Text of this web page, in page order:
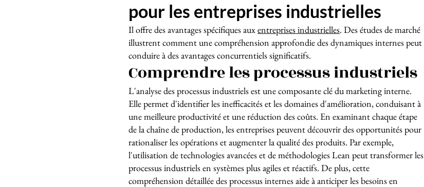
pour les entreprises industrielles
Il offre des avantages spécifiques auxentreprises industrielles. Des études de marché
illustrent comment une compréhension approfondie des dynamiques internes peut
conduire à des avantages concurrentiels significatifs.
Comprendre les processus industriels
L'analyse des processus industriels est une composante clé du marketing interne.
Elle permet d'identifier les inefficacités et les domaines d'amélioration, conduisant à
une meilleure productivité et une réduction des coûts. En examinant chaque étape
de la chaîne de production, les entreprises peuvent découvrir des opportunités pour
rationaliser les opérations et augmenter la qualité des produits. Par exemple,
l'utilisation de technologies avancées et de méthodologies Lean peut transformer les
processus industriels en systèmes plus agiles et réactifs. De plus, cette
compréhension détaillée des processus internes aide à anticiper les besoins en